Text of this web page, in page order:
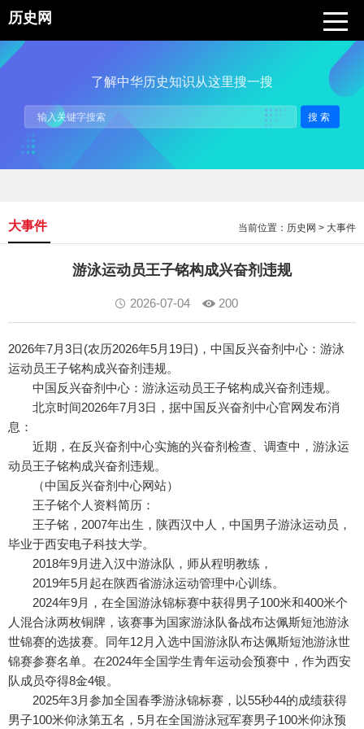
历史网
了解中华历史知识从这里搜一搜
搜索
当前位置： 历史网 > 大事件
大事件
游泳运动员王子铭构成兴奋剂违规
2026-07-04 200
2026年7月3日(农历2026年5月19日)，中国反兴奋剂中心：游泳
运动员王子铭构成兴奋剂违规。
中国反兴奋剂中心：游泳运动员王子铭构成兴奋剂违规。
北京时间2026年7月3日，据中国反兴奋剂中心官网发布消
息：
近期，在反兴奋剂中心实施的兴奋剂检查、调查中，游泳运
动员王子铭构成兴奋剂违规。
（中国反兴奋剂中心网站）
王子铭个人资料简历：
王子铭，2007年出生，陕西汉中人，中国男子游泳运动员，
毕业于西安电子科技大学。
2018年9月进入汉中游泳队，师从程明教练，
2019年5月起在陕西省游泳运动管理中心训练。
2024年9月，在全国游泳锦标赛中获得男子100米和400米个
人混合泳两枚铜牌，该赛事为国家游泳队备战布达佩斯短池游泳
世锦赛的选拔赛。同年12月入选中国游泳队布达佩斯短池游泳世
锦赛参赛名单。在2024年全国学生青年运动会预赛中，作为西安
队成员夺得8金4银。
2025年3月参加全国春季游泳锦标赛，以55秒44的成绩获得
男子100米仰泳第五名，5月在全国游泳冠军赛男子100米仰泳预